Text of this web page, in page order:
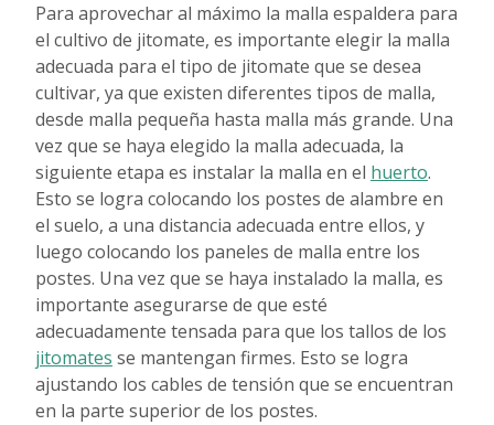
Para aprovechar al máximo la malla espaldera para
el cultivo de jitomate, es importante elegir la malla
adecuada para el tipo de jitomate que se desea
cultivar, ya que existen diferentes tipos de malla,
desde malla pequeña hasta malla más grande. Una
vez que se haya elegido la malla adecuada, la
siguiente etapa es instalar la malla en el huerto.
Esto se logra colocando los postes de alambre en
el suelo, a una distancia adecuada entre ellos, y
luego colocando los paneles de malla entre los
postes. Una vez que se haya instalado la malla, es
importante asegurarse de que esté
adecuadamente tensada para que los tallos de los
jitomates se mantengan firmes. Esto se logra
ajustando los cables de tensión que se encuentran
en la parte superior de los postes.